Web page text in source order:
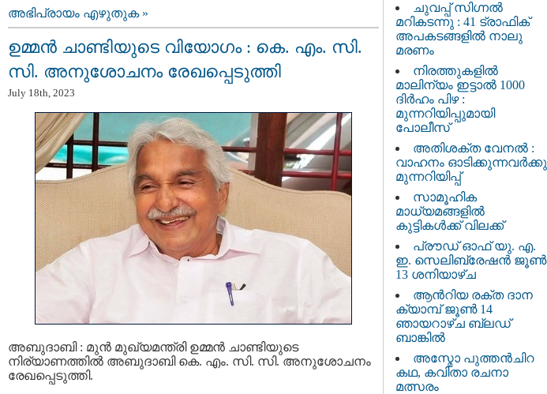
അഭിപ്രായം എഴുതുക »
ഉമ്മൻ ചാണ്ടിയുടെ വിയോഗം : കെ. എം. സി.
സി. അനുശോചനം രേഖപ്പെടുത്തി
July 18th, 2023
അബുദാബി : മുന്‍ മുഖ്യമന്ത്രി ഉമ്മൻ ചാണ്ടിയുടെ
നിര്യാണത്തിൽ അബുദാബി കെ. എം. സി. സി. അനുശോചനം
രേഖപ്പെടുത്തി.
ചുവപ്പ് സിഗ്നൽ
മറികടന്നു : 41 ട്രാഫിക്
അപകടങ്ങളിൽ നാലു
മരണം
നിരത്തുകളിൽ
മാലിന്യം ഇട്ടാൽ 1000
ദിർഹം പിഴ :
മുന്നറിയിപ്പുമായി
പോലീസ്
അതിശക്ത വേനൽ :
വാഹനം ഓടിക്കുന്നവർക്കു
മുന്നറിയിപ്പ്
സാമൂഹിക
മാധ്യമങ്ങളിൽ
കുട്ടികൾക്ക് വിലക്ക്
പ്രൗഡ് ഓഫ് യു. എ.
ഇ. സെലിബ്രേഷൻ ജൂൺ
13 ശനിയാഴ്ച
ആൻറിയ രക്ത ദാന
ക്യാമ്പ് ജൂൺ 14
ഞായറാഴ്ച ബ്ലഡ്
ബാങ്കിൽ
അസ്മോ പുത്തൻചിറ
കഥ, കവിതാ രചനാ
മത്സരം